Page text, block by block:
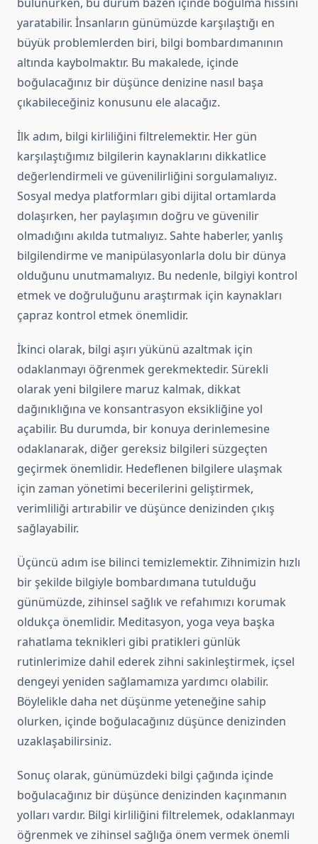
yaratabilir. İnsanların günümüzde karşılaştığı en
büyük problemlerden biri, bilgi bombardımanının
altında kaybolmaktır. Bu makalede, içinde
boğulacağınız bir düşünce denizine nasıl başa
çıkabileceğiniz konusunu ele alacağız.
İlk adım, bilgi kirliliğini filtrelemektir. Her gün
karşılaştığımız bilgilerin kaynaklarını dikkatlice
değerlendirmeli ve güvenilirliğini sorgulamalıyız.
Sosyal medya platformları gibi dijital ortamlarda
dolaşırken, her paylaşımın doğru ve güvenilir
olmadığını akılda tutmalıyız. Sahte haberler, yanlış
bilgilendirme ve manipülasyonlarla dolu bir dünya
olduğunu unutmamalıyız. Bu nedenle, bilgiyi kontrol
etmek ve doğruluğunu araştırmak için kaynakları
çapraz kontrol etmek önemlidir.
İkinci olarak, bilgi aşırı yükünü azaltmak için
odaklanmayı öğrenmek gerekmektedir. Sürekli
olarak yeni bilgilere maruz kalmak, dikkat
dağınıklığına ve konsantrasyon eksikliğine yol
açabilir. Bu durumda, bir konuya derinlemesine
odaklanarak, diğer gereksiz bilgileri süzgeçten
geçirmek önemlidir. Hedeflenen bilgilere ulaşmak
için zaman yönetimi becerilerini geliştirmek,
verimliliği artırabilir ve düşünce denizinden çıkış
sağlayabilir.
Üçüncü adım ise bilinci temizlemektir. Zihnimizin hızlı
bir şekilde bilgiyle bombardımana tutulduğu
günümüzde, zihinsel sağlık ve refahımızı korumak
oldukça önemlidir. Meditasyon, yoga veya başka
rahatlama teknikleri gibi pratikleri günlük
rutinlerimize dahil ederek zihni sakinleştirmek, içsel
dengeyi yeniden sağlamamıza yardımcı olabilir.
Böylelikle daha net düşünme yeteneğine sahip
olurken, içinde boğulacağınız düşünce denizinden
uzaklaşabilirsiniz.
Sonuç olarak, günümüzdeki bilgi çağında içinde
boğulacağınız bir düşünce denizinden kaçınmanın
yolları vardır. Bilgi kirliliğini filtrelemek, odaklanmayı
öğrenmek ve zihinsel sağlığa önem vermek önemli